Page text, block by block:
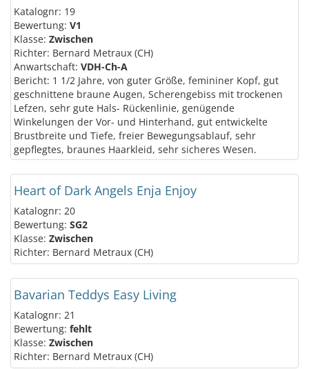
Katalognr: 19
Bewertung: V1
Klasse: Zwischen
Richter: Bernard Metraux (CH)
Anwartschaft: VDH-Ch-A
Bericht: 1 1/2 Jahre, von guter Größe, femininer Kopf, gut
geschnittene braune Augen, Scherengebiss mit trockenen
Lefzen, sehr gute Hals- Rückenlinie, genügende
Winkelungen der Vor- und Hinterhand, gut entwickelte
Brustbreite und Tiefe, freier Bewegungsablauf, sehr
gepflegtes, braunes Haarkleid, sehr sicheres Wesen.
Heart of Dark Angels Enja Enjoy
Katalognr: 20
Bewertung: SG2
Klasse: Zwischen
Richter: Bernard Metraux (CH)
Bavarian Teddys Easy Living
Katalognr: 21
Bewertung: fehlt
Klasse: Zwischen
Richter: Bernard Metraux (CH)